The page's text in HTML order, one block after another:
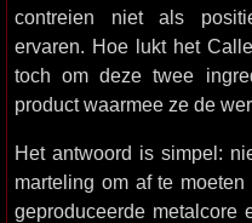
contreien niet als
ervaren. Hoe lukt het
toch om deze twee
product waarmee ze de
Het antwoord is simpel:
marteling om af te
geproduceerde metalcore